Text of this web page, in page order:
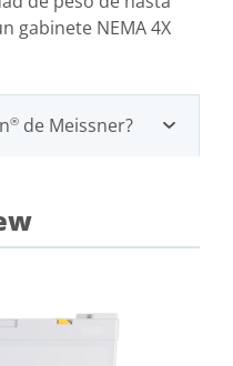
gabinete NEMA 4X
® de Meissner?